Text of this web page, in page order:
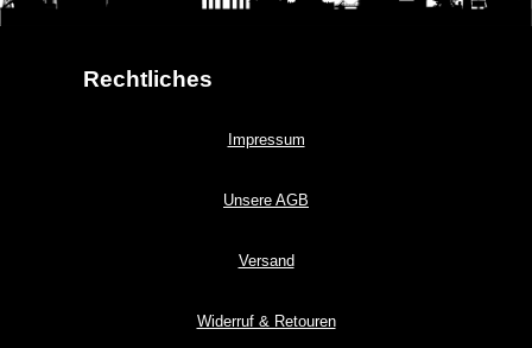
Rechtliches
Impressum
Unsere AGB
Versand
Widerruf & Retouren